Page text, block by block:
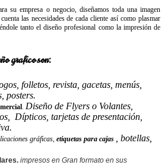
su empresa o negocio, diseñamos toda una imagen
las necesidades de cada cliente así como plasmar
tanto el diseño profesional como la impresión de
grafico son:
folletos, revista, gacetas, menús,
posters.
Diseño de Flyers o Volantes,
Dípticos, tarjetas de presentación,
gráficas, etiquetas para cajas
, botellas,
impresos en Gran formato en sus